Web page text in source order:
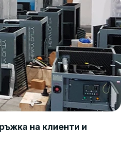
на клиенти и